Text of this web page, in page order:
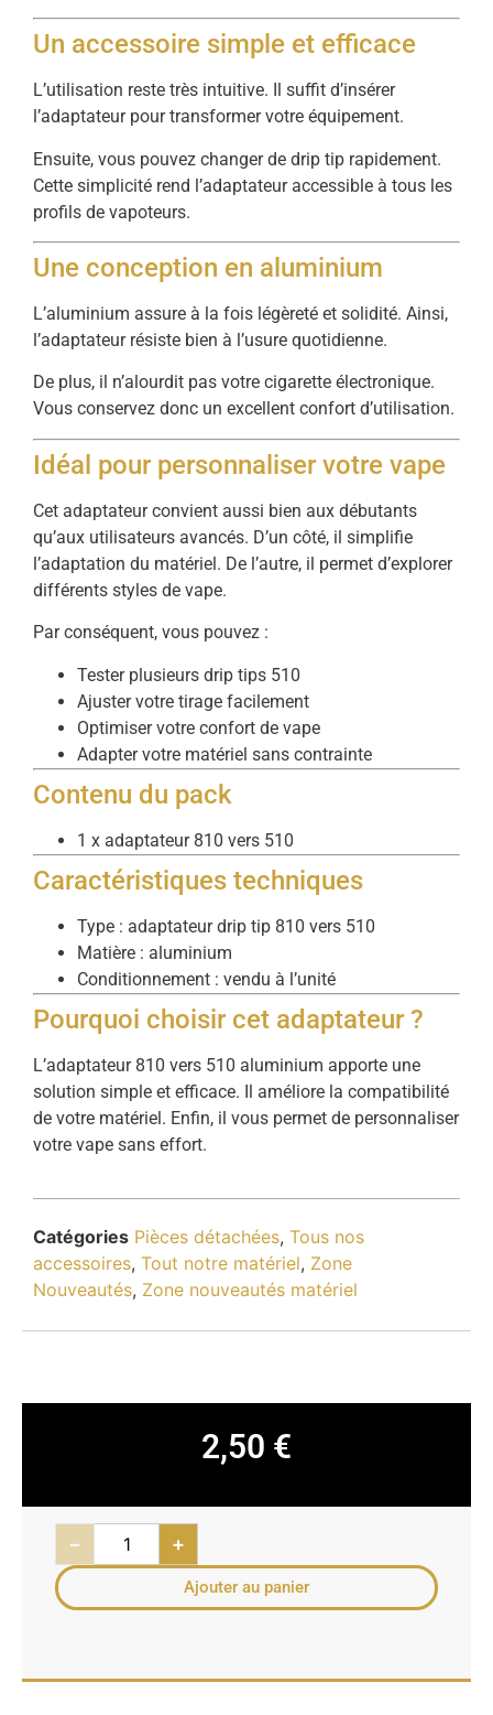
Un accessoire simple et efficace
L’utilisation reste très intuitive. Il suffit d’insérer
l’adaptateur pour transformer votre équipement.
Ensuite, vous pouvez changer de drip tip rapidement.
Cette simplicité rend l’adaptateur accessible à tous les
profils de vapoteurs.
Une conception en aluminium
L’aluminium assure à la fois légèreté et solidité. Ainsi,
l’adaptateur résiste bien à l’usure quotidienne.
De plus, il n’alourdit pas votre cigarette électronique.
Vous conservez donc un excellent confort d’utilisation.
Idéal pour personnaliser votre vape
Cet adaptateur convient aussi bien aux débutants
qu’aux utilisateurs avancés. D’un côté, il simplifie
l’adaptation du matériel. De l’autre, il permet d’explorer
différents styles de vape.
Par conséquent, vous pouvez :
Tester plusieurs drip tips 510
Ajuster votre tirage facilement
Optimiser votre confort de vape
Adapter votre matériel sans contrainte
Contenu du pack
1 x adaptateur 810 vers 510
Caractéristiques techniques
Type : adaptateur drip tip 810 vers 510
Matière : aluminium
Conditionnement : vendu à l’unité
Pourquoi choisir cet adaptateur ?
L’adaptateur 810 vers 510 aluminium apporte une
solution simple et efficace. Il améliore la compatibilité
de votre matériel. Enfin, il vous permet de personnaliser
votre vape sans effort.
Catégories Pièces détachées, Tous nos
accessoires, Tout notre matériel, Zone
Nouveautés, Zone nouveautés matériel
2,50 €
− +
Ajouter au panier